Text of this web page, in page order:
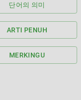
단어의 의미
ARTI PENUH
MERKINGU